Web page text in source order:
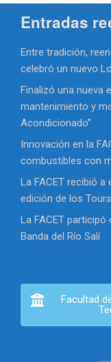
Entradas
Entre tradición,
celebró un nuevo
Finalizó una nueva
mantenimiento y
Acondicionado”
Innovación en la
combustibles con
La FACET recibió
edición de los
La FACET participó
Banda del Río Salí
Facultad